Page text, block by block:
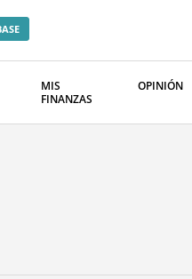
MIS
FINANZAS
OPINIÓN